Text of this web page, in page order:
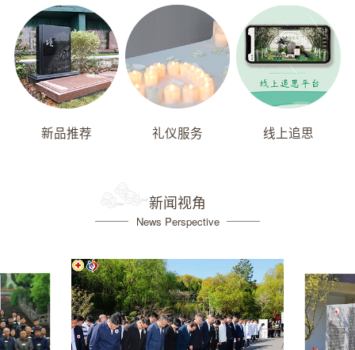
新品推荐 礼仪服务 线上追思
新闻视角
News Perspective